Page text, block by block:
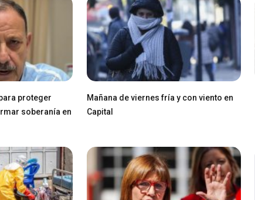
proteger
soberanía en
Mañana de viernes fría y con viento en
Capital